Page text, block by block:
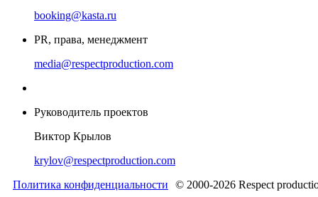
booking@kasta.ru
PR, права, менеджмент
media@respectproduction.com
Руководитель проектов
Виктор Крылов
krylov@respectproduction.com
Политика конфиденциальности
© 2000-2026 Respect